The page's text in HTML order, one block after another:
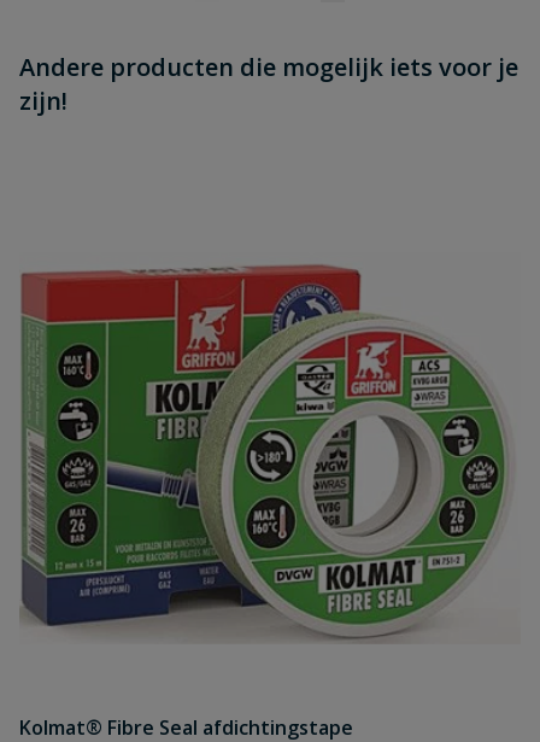
Andere producten die mogelijk iets voor je
zijn!
Kolmat® Fibre Seal afdichtingstape